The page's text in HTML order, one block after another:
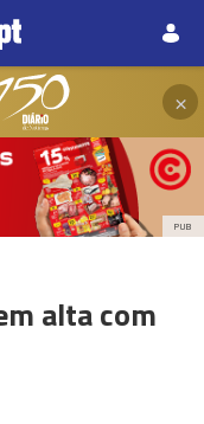
×
PUB
alta com